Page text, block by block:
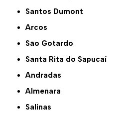
Santos Dumont
Arcos
São Gotardo
Santa Rita do Sapucaí
Andradas
Almenara
Salinas